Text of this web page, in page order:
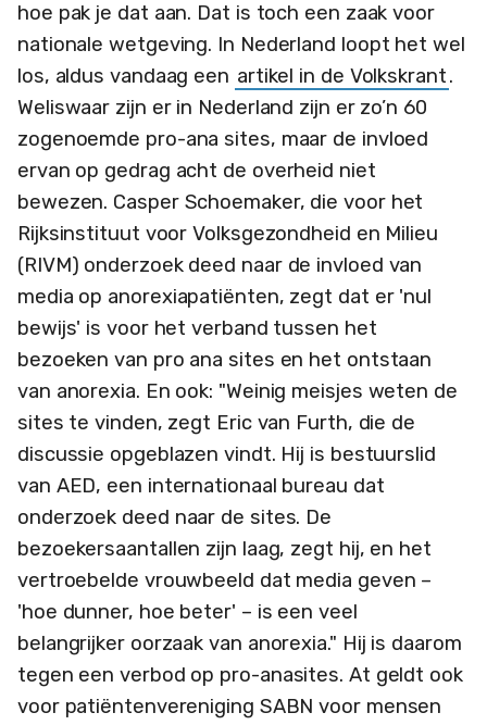
hoe pak je dat aan. Dat is toch een zaak voor
nationale wetgeving. In Nederland loopt het wel
los, aldus vandaag een artikel in de Volkskrant.
Weliswaar zijn er in Nederland zijn er zo’n 60
zogenoemde pro-ana sites, maar de invloed
ervan op gedrag acht de overheid niet
bewezen. Casper Schoemaker, die voor het
Rijksinstituut voor Volksgezondheid en Milieu
(RIVM) onderzoek deed naar de invloed van
media op anorexiapatiënten, zegt dat er 'nul
bewijs' is voor het verband tussen het
bezoeken van pro ana sites en het ontstaan
van anorexia. En ook: "Weinig meisjes weten de
sites te vinden, zegt Eric van Furth, die de
discussie opgeblazen vindt. Hij is bestuurslid
van AED, een internationaal bureau dat
onderzoek deed naar de sites. De
bezoekersaantallen zijn laag, zegt hij, en het
vertroebelde vrouwbeeld dat media geven –
'hoe dunner, hoe beter' – is een veel
belangrijker oorzaak van anorexia." Hij is daarom
tegen een verbod op pro-anasites. At geldt ook
voor patiëntenvereniging SABN voor mensen